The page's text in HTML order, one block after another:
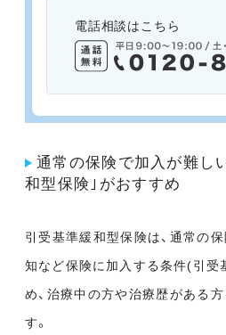
電話相談はこちら
通常の保険で加入が難し
和型保険｣がおすすめ
引受基準緩和型保険は、通常の
知など保険に加入する条件(引受
め、治療中の方や治療歴がある
す。